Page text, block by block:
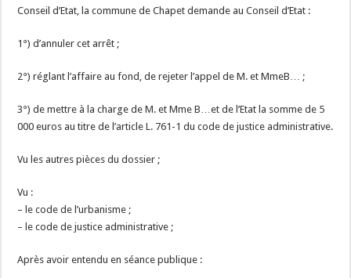
Conseil d’Etat, la commune de Chapet demande au Conseil d’Etat :
1°) d’annuler cet arrêt ;
2°) réglant l’affaire au fond, de rejeter l’appel de M. et MmeB… ;
3°) de mettre à la charge de M. et Mme B…et de l’Etat la somme de 5
000 euros au titre de l’article L. 761-1 du code de justice administrative.
Vu les autres pièces du dossier ;
Vu :
– le code de l’urbanisme ;
– le code de justice administrative ;
Après avoir entendu en séance publique :